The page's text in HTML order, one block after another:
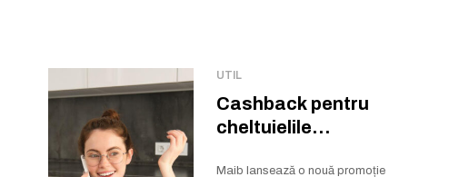
UTIL
Cashback pentru
cheltuielile
Maib lansează o nouă promoție